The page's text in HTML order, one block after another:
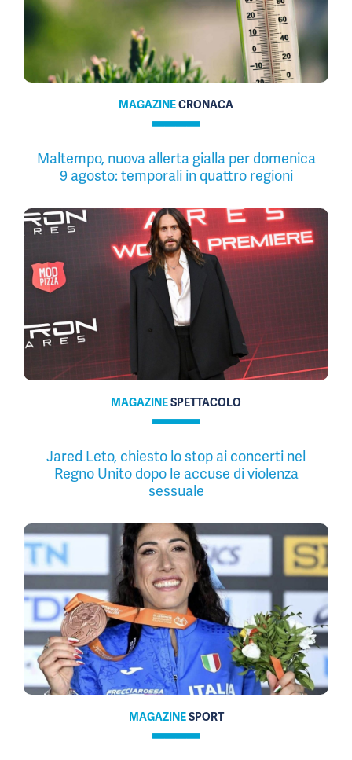
MAGAZINECRONACA
Maltempo, nuova allerta gialla per domenica
9 agosto: temporali in quattro regioni
MAGAZINESPETTACOLO
Jared Leto, chiesto lo stop ai concerti nel
Regno Unito dopo le accuse di violenza
sessuale
MAGAZINESPORT